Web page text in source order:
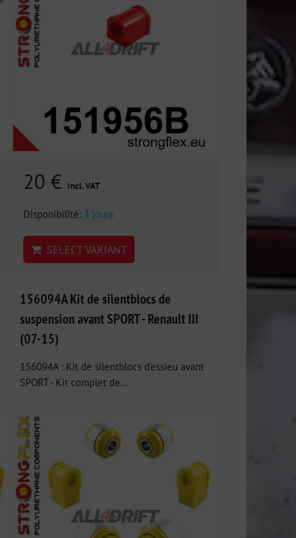
20 € incl. VAT
Disponibilité: 3 jours
SELECT VARIANT
156094A Kit de silentblocs de
suspension avant SPORT - Renault III
(07-15)
156094A : Kit de silentblocs d'essieu avant
SPORT - Kit complet de...